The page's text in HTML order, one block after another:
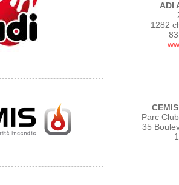
ADI
1282
Parc
35